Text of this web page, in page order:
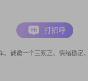
。诚邀一个三观正、情绪稳定
打招呼